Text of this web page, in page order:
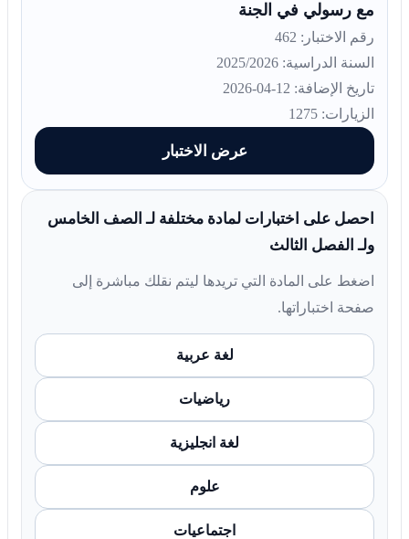
مع رسولي في الجنة
رقم الاختبار: 462
السنة الدراسية: 2025/2026
تاريخ الإضافة: 12-04-2026
الزيارات: 1275
عرض الاختبار
احصل على اختبارات لمادة مختلفة لـ الصف الخامس
ولـ الفصل الثالث
اضغط على المادة التي تريدها ليتم نقلك مباشرة إلى
صفحة اختباراتها.
لغة عربية
رياضيات
لغة انجليزية
علوم
اجتماعيات